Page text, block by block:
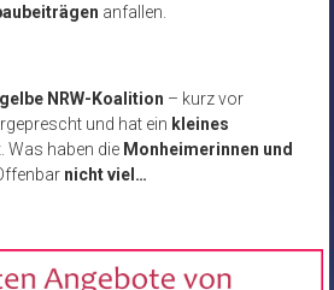
anfallen.
NRW-Koalition – kurz vor
und hat ein kleines
Was haben die Monheimerinnen und
nicht viel…